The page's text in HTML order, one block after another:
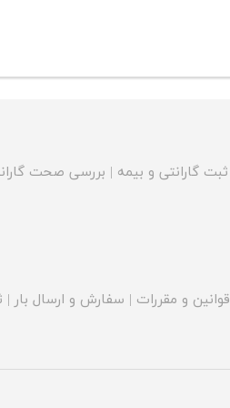
ثبت گارانتی و بیمه | بررسی صحت
قوانین و مقررات | سفارش و ارسال بار |